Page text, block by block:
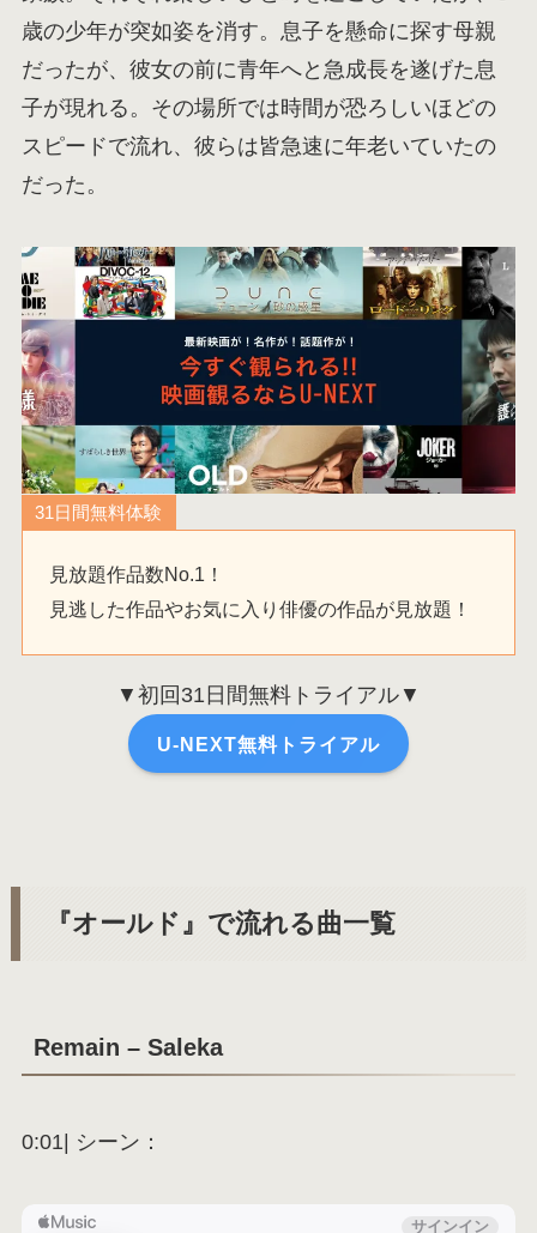
歳の少年が突如姿を消す。息子を懸命に探す母親
だったが、彼女の前に青年へと急成長を遂げた息
子が現れる。その場所では時間が恐ろしいほどの
スピードで流れ、彼らは皆急速に年老いていたの
だった。
31日間無料体験
見放題作品数No.1！
見逃した作品やお気に入り俳優の作品が見放題！
▼初回31日間無料トライアル▼
U-NEXT無料トライアル
『オールド』で流れる曲一覧
Remain – Saleka
0:01| シーン：